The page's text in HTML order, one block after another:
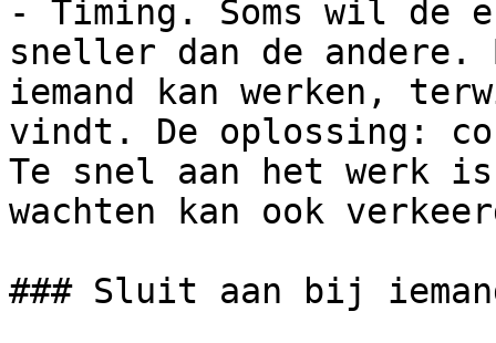
- Timing. Soms wil de
sneller dan de andere.
iemand kan werken,
vindt. De oplossing:
Te snel aan het werk
wachten kan ook
### Sluit aan bij